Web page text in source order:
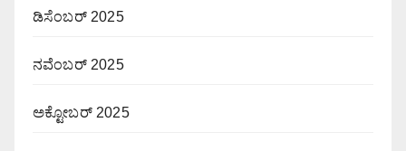
ಡಿಸೆಂಬರ್ 2025
ನವೆಂಬರ್ 2025
ಅಕ್ಟೋಬರ್ 2025